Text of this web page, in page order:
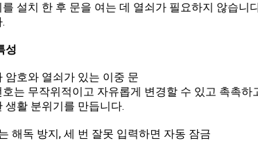
설치 한 후 문을 여는 데 열쇠가 필요하지 않습니
성
암호와 열쇠가 있는 이중 문
는 무작위적이고 자유롭게 변경할 수 있고 촉촉
생활 분위기를 만듭니다.
해독 방지, 세 번 잘못 입력하면 자동 잠금